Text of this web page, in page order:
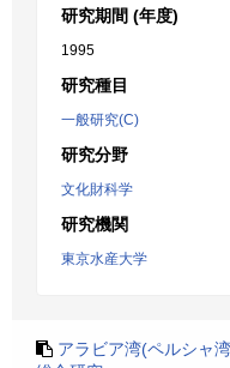
研究期間 (年度)
1995
研究種目
一般研究(C)
研究分野
文化財科学
研究機関
東京水産大学
アラビア湾(ペルシャ